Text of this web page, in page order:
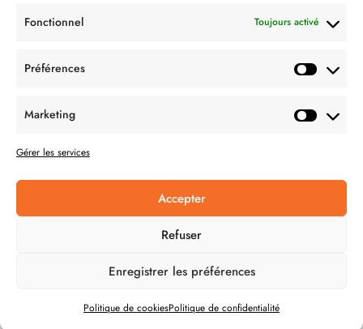
Fonctionnel Toujours activé
Préférences
Marketing
Gérer les services
Accepter
Refuser
Enregistrer les préférences
Politique de cookiesPolitique de confidentialité
CONDITION GÉNÉRALES DE VENTES
POLITIQUE DE CONFIDENTIALITÉ